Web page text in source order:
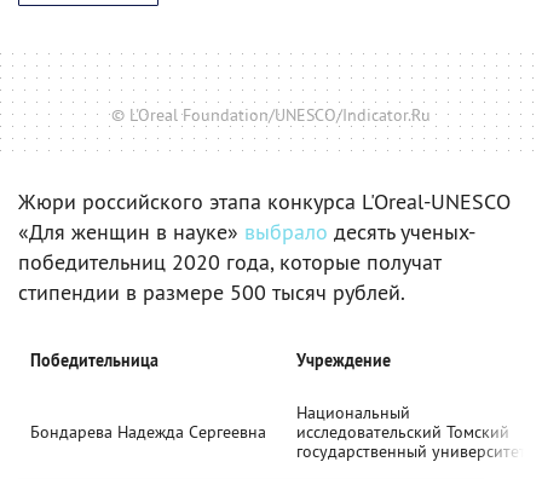
© L'Oreal Foundation/UNESCO/Indicator.Ru
Жюри российского этапа конкурса L'Oreal-UNESCO
«Для женщин в науке» выбрало десять ученых-
победительниц 2020 года, которые получат
стипендии в размере 500 тысяч рублей.
Победительница Учреждение
Бондарева Надежда Сергеевна
Национальный
исследовательский Томский
государственный университет